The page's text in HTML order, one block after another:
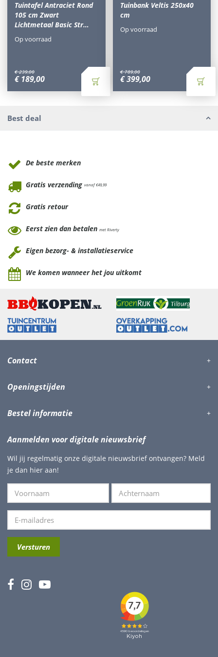
Tuintafel Antraciet Rond
105 cm Zwart
Lichtmetaal Basic Str…
€ 239,00
€ 189,00
Op voorraad
Tuinbank Veltis 250x40
cm
€ 789,00
€ 399,00
Op voorraad
Best deal
De beste merken
Gratis verzending vanaf €49,99
Gratis retour
Eerst zien dan betalen met Riverty
Eigen bezorg- & installatieservice
We komen wanneer het jou uitkomt
Contact
Openingstijden
Bestel informatie
Aanmelden voor digitale nieuwsbrief
Wil jij regelmatig onze digitale nieuwsbrief ontvangen? Meld
je dan hier aan!